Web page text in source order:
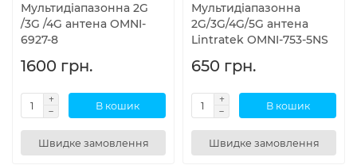
Мультидіапазонна 2G
/3G /4G антена OMNI-
6927-8
1600 грн.
В кошик
Швидке замовлення
Мультидіапазонна
2G/3G/4G/5G антена
Lintratek OMNI-753-5NS
650 грн.
В кошик
Швидке замовлення